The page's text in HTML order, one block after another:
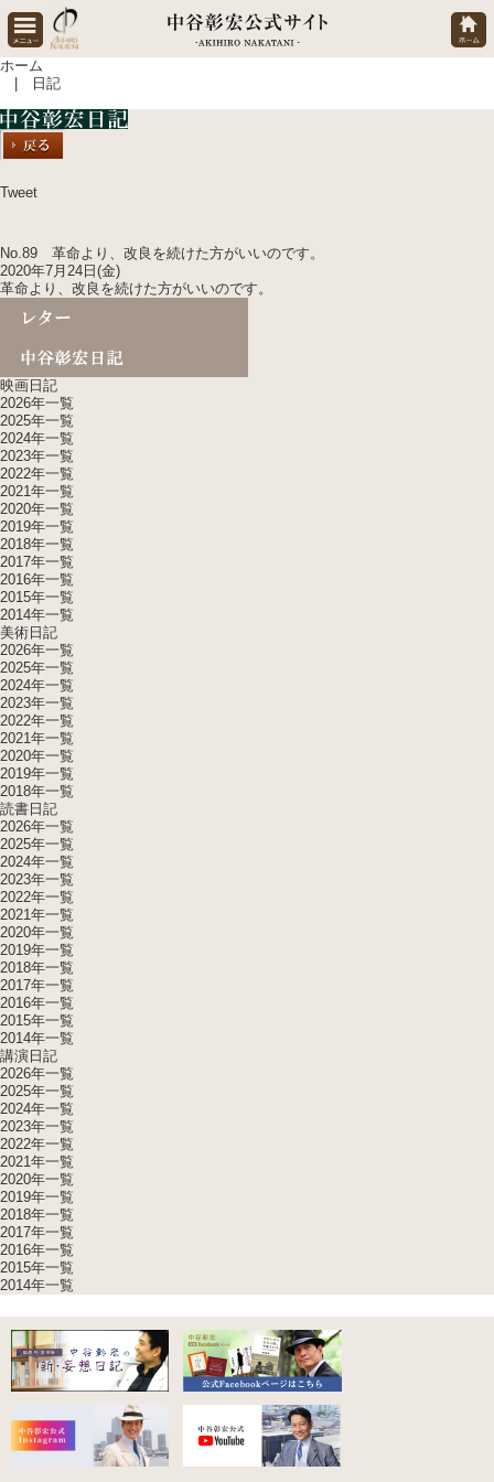
ホーム
| 日記
Tweet
No.89 革命より、改良を続けた方がいいのです。
2020年7月24日(金)
革命より、改良を続けた方がいいのです。
映画日記
2026年一覧
2025年一覧
2024年一覧
2023年一覧
2022年一覧
2021年一覧
2020年一覧
2019年一覧
2018年一覧
2017年一覧
2016年一覧
2015年一覧
2014年一覧
美術日記
2026年一覧
2025年一覧
2024年一覧
2023年一覧
2022年一覧
2021年一覧
2020年一覧
2019年一覧
2018年一覧
読書日記
2026年一覧
2025年一覧
2024年一覧
2023年一覧
2022年一覧
2021年一覧
2020年一覧
2019年一覧
2018年一覧
2017年一覧
2016年一覧
2015年一覧
2014年一覧
講演日記
2026年一覧
2025年一覧
2024年一覧
2023年一覧
2022年一覧
2021年一覧
2020年一覧
2019年一覧
2018年一覧
2017年一覧
2016年一覧
2015年一覧
2014年一覧